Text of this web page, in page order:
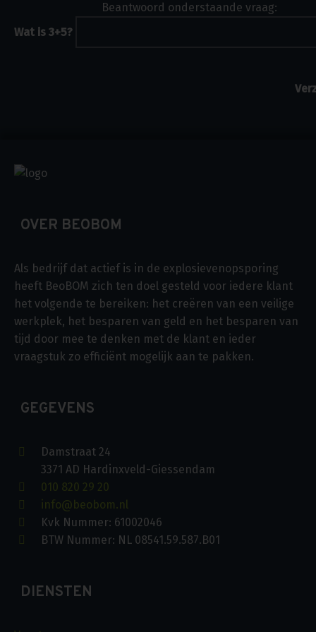
Beantwoord onderstaande vraag:
Wat is 3+5?
OVER BEOBOM
Als bedrijf dat actief is in de explosievenopsporing
heeft BeoBOM zich ten doel gesteld voor iedere klant
het volgende te bereiken: het creëren van een veilige
werkplek, het besparen van geld en het besparen van
tijd door mee te denken met de klant en ieder
vraagstuk zo efficiënt mogelijk aan te pakken.
GEGEVENS
Damstraat 24
3371 AD Hardinxveld-Giessendam
010 820 29 20
info@beobom.nl
Kvk Nummer: 61002046
BTW Nummer: NL 08541.59.587.B01
DIENSTEN